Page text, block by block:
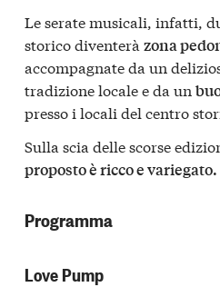
Le serate musicali, infatti,
storico diventerà zona
accompagnate da un
tradizione locale e da un
presso i locali del centro
Sulla scia delle scorse
proposto è ricco e variegato.
Programma
Love Pump